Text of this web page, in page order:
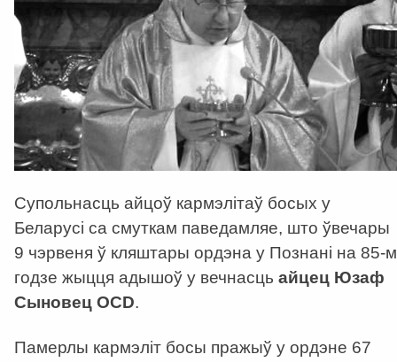
Супольнасць айцоў кармэлітаў босых у
Беларусі са смуткам паведамляе, што ўвечары
9 чэрвеня ў кляштары ордэна у Познані на 85-м
годзе жыцця адышоў у вечнасць айцец Юзаф
Сыновец OCD.
Памерлы кармэліт босы пражыў у ордэне 67